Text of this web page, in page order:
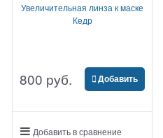
Увеличительная линза к маске
Кедр
800 руб. Добавить
Добавить в сравнение